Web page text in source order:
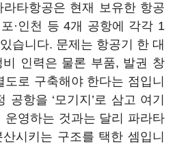
타항공은 현재 보유한 항공
·인천 등 4개 공항에 각각 1
습니다. 문제는 항공기 한 대
인력은 물론 부품, 발권 창
로 구축해야 한다는 점입니
항을 ‘모기지’로 삼고 여기
운영하는 것과는 달리 파라타
시키는 구조를 택한 셈입니